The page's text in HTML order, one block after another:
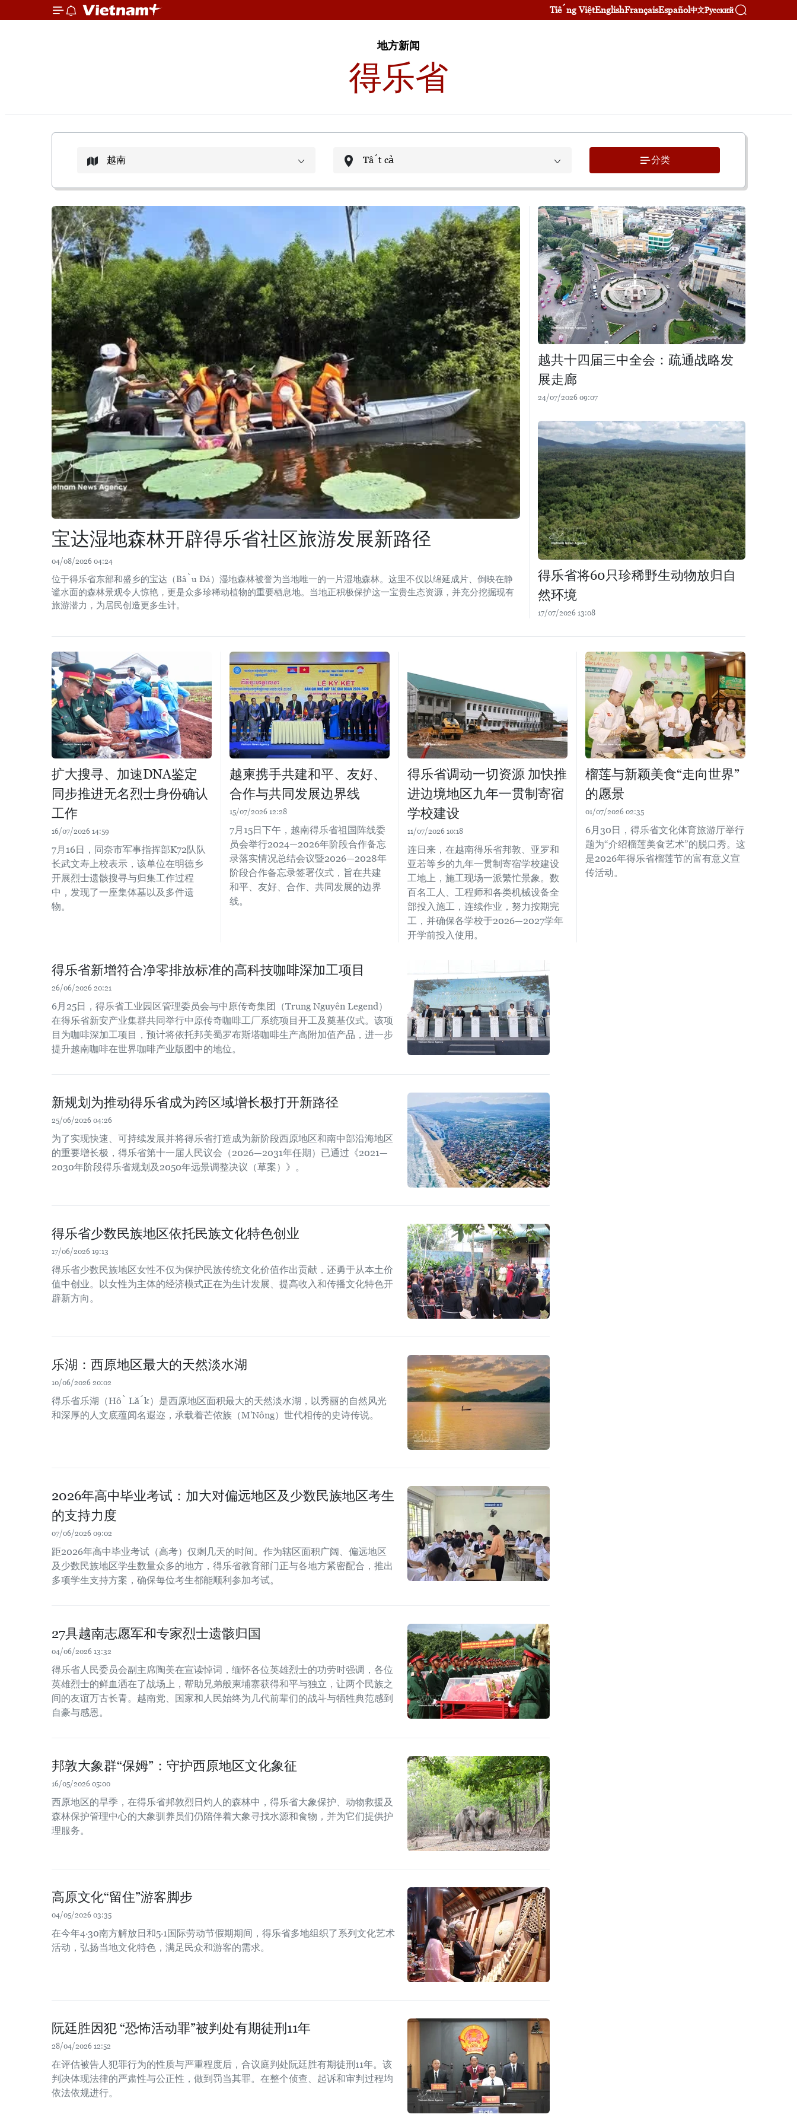
Tiếng ViệtEnglishFrançaisEspañol中文Русский
地方新闻
得乐省
分类
宝达湿地森林开辟得乐省社区旅游发展新路径
04/08/2026 04:24
位于得乐省东部和盛乡的宝达（Bầu Đá）湿地森林被誉为当地唯一的一片湿地森林。这里不仅以绵延成片、倒映在静
谧水面的森林景观令人惊艳，更是众多珍稀动植物的重要栖息地。当地正积极保护这一宝贵生态资源，并充分挖掘现有
旅游潜力，为居民创造更多生计。
越共十四届三中全会：疏通战略发
展走廊
24/07/2026 09:07
得乐省将60只珍稀野生动物放归自
然环境
17/07/2026 13:08
扩大搜寻、加速DNA鉴定
同步推进无名烈士身份确认
工作
16/07/2026 14:59
7月16日，同奈市军事指挥部K72队队
长武文寿上校表示，该单位在明德乡
开展烈士遗骸搜寻与归集工作过程
中，发现了一座集体墓以及多件遗
物。
越柬携手共建和平、友好、
合作与共同发展边界线
15/07/2026 12:28
7月15日下午，越南得乐省祖国阵线委
员会举行2024—2026年阶段合作备忘
录落实情况总结会议暨2026—2028年
阶段合作备忘录签署仪式，旨在共建
和平、友好、合作、共同发展的边界
线。
得乐省调动一切资源 加快推
进边境地区九年一贯制寄宿
学校建设
11/07/2026 10:18
连日来，在越南得乐省邦敦、亚罗和
亚若等乡的九年一贯制寄宿学校建设
工地上，施工现场一派繁忙景象。数
百名工人、工程师和各类机械设备全
部投入施工，连续作业，努力按期完
工，并确保各学校于2026—2027学年
开学前投入使用。
榴莲与新颖美食“走向世界”
的愿景
01/07/2026 02:35
6月30日，得乐省文化体育旅游厅举行
题为“介绍榴莲美食艺术”的脱口秀。这
是2026年得乐省榴莲节的富有意义宣
传活动。
得乐省新增符合净零排放标准的高科技咖啡深加工项目
26/06/2026 20:21
6月25日，得乐省工业园区管理委员会与中原传奇集团（Trung Nguyên Legend）
在得乐省新安产业集群共同举行中原传奇咖啡工厂系统项目开工及奠基仪式。该项
目为咖啡深加工项目，预计将依托邦美蜀罗布斯塔咖啡生产高附加值产品，进一步
提升越南咖啡在世界咖啡产业版图中的地位。
新规划为推动得乐省成为跨区域增长极打开新路径
25/06/2026 04:26
为了实现快速、可持续发展并将得乐省打造成为新阶段西原地区和南中部沿海地区
的重要增长极，得乐省第十一届人民议会（2026—2031年任期）已通过《2021—
2030年阶段得乐省规划及2050年远景调整决议（草案）》。 ​
得乐省少数民族地区依托民族文化特色创业
17/06/2026 19:13
得乐省少数民族地区女性不仅为保护民族传统文化价值作出贡献，还勇于从本土价
值中创业。以女性为主体的经济模式正在为生计发展、提高收入和传播文化特色开
辟新方向。
乐湖：西原地区最大的天然淡水湖
10/06/2026 20:02
得乐省乐湖（Hồ Lắk）是西原地区面积最大的天然淡水湖，以秀丽的自然风光
和深厚的人文底蕴闻名遐迩，承载着芒侬族（M'Nông）世代相传的史诗传说。
2026年高中毕业考试：加大对偏远地区及少数民族地区考生
的支持力度
07/06/2026 09:02
距2026年高中毕业考试（高考）仅剩几天的时间。作为辖区面积广阔、偏远地区
及少数民族地区学生数量众多的地方，得乐省教育部门正与各地方紧密配合，推出
多项学生支持方案，确保每位考生都能顺利参加考试。
27具越南志愿军和专家烈士遗骸归国
04/06/2026 13:32
得乐省人民委员会副主席陶美在宣读悼词，缅怀各位英雄烈士的功劳时强调，各位
英雄烈士的鲜血洒在了战场上，帮助兄弟般柬埔寨获得和平与独立，让两个民族之
间的友谊万古长青。越南党、国家和人民始终为几代前辈们的战斗与牺牲典范感到
自豪与感恩。
邦敦大象群“保姆”：守护西原地区文化象征
16/05/2026 05:00
西原地区的旱季，在得乐省邦敦烈日灼人的森林中，得乐省大象保护、动物救援及
森林保护管理中心的大象驯养员们仍陪伴着大象寻找水源和食物，并为它们提供护
理服务。
高原文化“留住”游客脚步
04/05/2026 03:35
在今年4·30南方解放日和5·1国际劳动节假期期间，得乐省多地组织了系列文化艺术
活动，弘扬当地文化特色，满足民众和游客的需求。
阮廷胜因犯 “恐怖活动罪”被判处有期徒刑11年
28/04/2026 12:52
在评估被告人犯罪行为的性质与严重程度后，合议庭判处阮廷胜有期徒刑11年。该
判决体现法律的严肃性与公正性，做到罚当其罪。在整个侦查、起诉和审判过程均
依法依规进行。